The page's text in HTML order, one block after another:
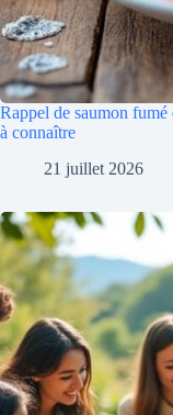
Rappel de saumon fumé
à connaître
21 juillet 2026